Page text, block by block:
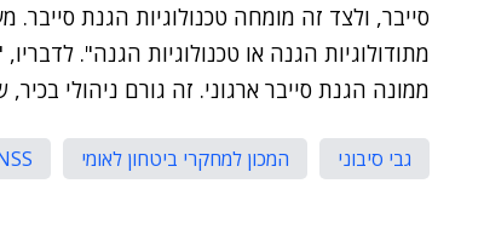
סייבר, ולצד זה מומחה טכנולוגיות הגנת
מתודולוגיות הגנה או טכנולוגיות הגנה".
ממונה הגנת סייבר ארגוני. זה גורם ניהולי
גבי סיבוני המכון למחקרי ביטחון לאומי